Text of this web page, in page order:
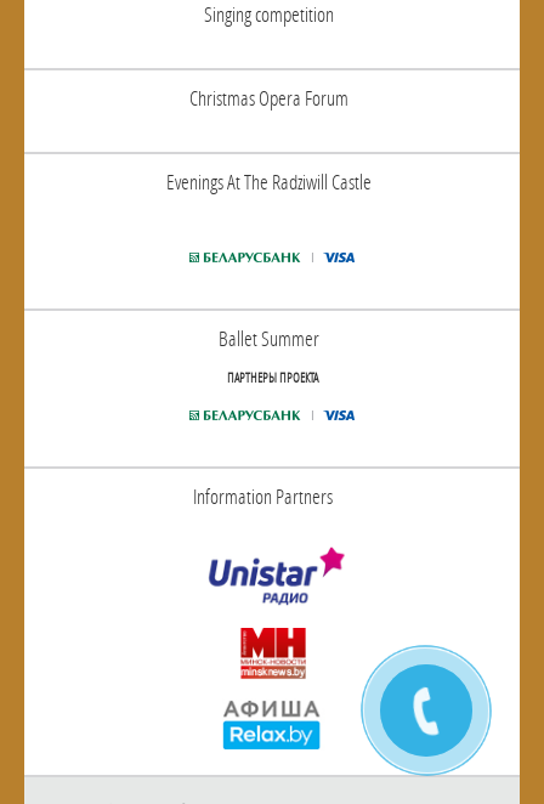
Singing competition
Christmas Opera Forum
Evenings At The Radziwill Castle
Ballet Summer
ПАРТНЕРЫ ПРОЕКТА
Information Partners